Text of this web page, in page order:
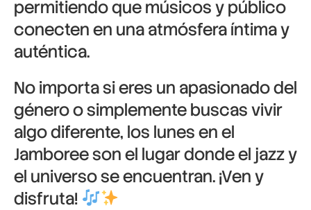
permitiendo que músicos y público
conecten en una atmósfera íntima y
auténtica.
No importa si eres un apasionado del
género o simplemente buscas vivir
algo diferente, los lunes en el
Jamboree son el lugar donde el jazz y
el universo se encuentran. ¡Ven y
disfruta!